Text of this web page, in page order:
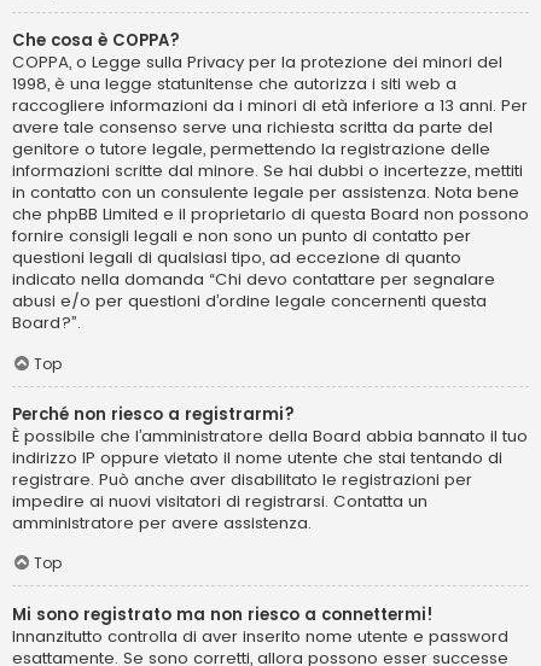
Che cosa è COPPA?
COPPA, o Legge sulla Privacy per la protezione dei minori del
1998, è una legge statunitense che autorizza i siti web a
raccogliere informazioni da i minori di età inferiore a 13 anni. Per
avere tale consenso serve una richiesta scritta da parte del
genitore o tutore legale, permettendo la registrazione delle
informazioni scritte dal minore. Se hai dubbi o incertezze, mettiti
in contatto con un consulente legale per assistenza. Nota bene
che phpBB Limited e il proprietario di questa Board non possono
fornire consigli legali e non sono un punto di contatto per
questioni legali di qualsiasi tipo, ad eccezione di quanto
indicato nella domanda “Chi devo contattare per segnalare
abusi e/o per questioni d’ordine legale concernenti questa
Board?”.
Top
Perché non riesco a registrarmi?
È possibile che l’amministratore della Board abbia bannato il tuo
indirizzo IP oppure vietato il nome utente che stai tentando di
registrare. Può anche aver disabilitato le registrazioni per
impedire ai nuovi visitatori di registrarsi. Contatta un
amministratore per avere assistenza.
Top
Mi sono registrato ma non riesco a connettermi!
Innanzitutto controlla di aver inserito nome utente e password
esattamente. Se sono corretti, allora possono esser successe